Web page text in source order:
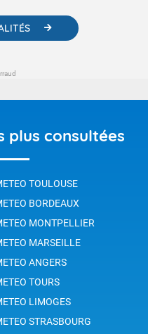
plus consultées
TOULOUSE
BORDEAUX
MONTPELLIER
MARSEILLE
ANGERS
TOURS
LIMOGES
STRASBOURG